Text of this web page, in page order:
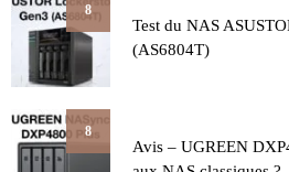
8
Test du NAS
(AS6804T)
8
Avis – UGREEN